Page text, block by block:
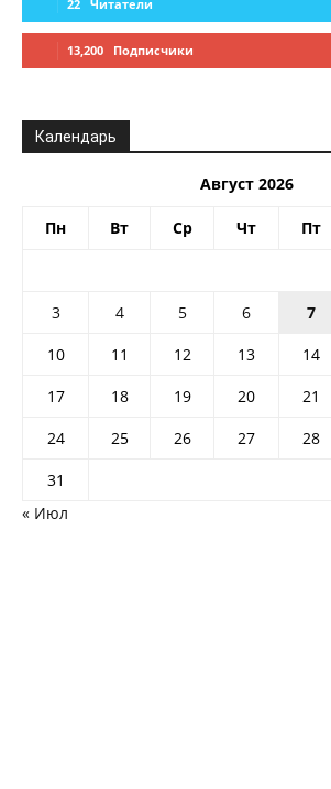
22 Читатели
13,200 Подписчики
Календарь
Август 2026
Пн Вт Ср Чт Пт
3
4 5 6 7
10
11 12 13 14
17
18 19 20 21
24
25 26 27 28
31
« Июл